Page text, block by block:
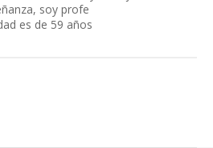
soy profe
es de 59 años